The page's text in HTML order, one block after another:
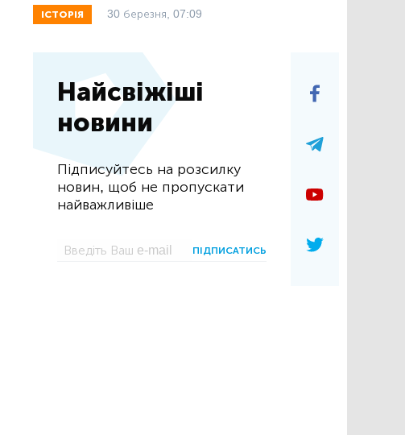
ІСТОРІЯ 30 березня, 07:09
Найсвіжіші
новини
Підписуйтесь на розсилку
новин, щоб не пропускати
найважливіше
ПІДПИСАТИСЬ